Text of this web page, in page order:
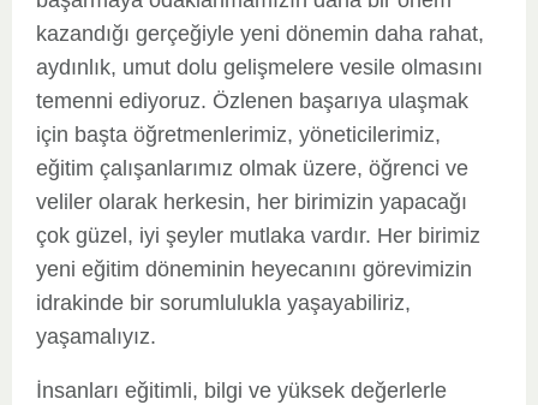
kazandığı gerçeğiyle yeni dönemin daha rahat,
aydınlık, umut dolu gelişmelere vesile olmasını
temenni ediyoruz. Özlenen başarıya ulaşmak
için başta öğretmenlerimiz, yöneticilerimiz,
eğitim çalışanlarımız olmak üzere, öğrenci ve
veliler olarak herkesin, her birimizin yapacağı
çok güzel, iyi şeyler mutlaka vardır. Her birimiz
yeni eğitim döneminin heyecanını görevimizin
idrakinde bir sorumlulukla yaşayabiliriz,
yaşamalıyız.
İnsanları eğitimli, bilgi ve yüksek değerlerle